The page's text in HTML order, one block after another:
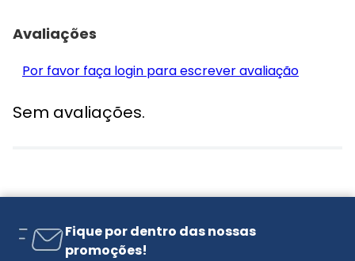
Avaliações
Por favor faça login para escrever avaliação
Sem avaliações.
Fique por dentro das nossas
promoções!